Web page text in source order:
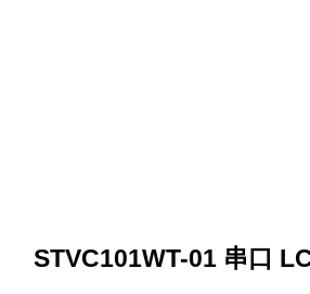
STVC101WT-01 串口